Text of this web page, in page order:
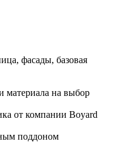
фасады, базовая
материала на выбор
от компании Boyard
поддоном